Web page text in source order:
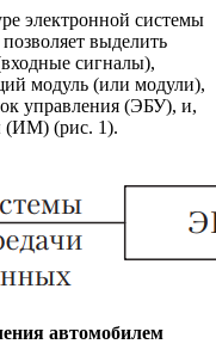
электронной системы
выделить
сигналы),
модуль (или модули),
управления (ЭБУ), и,
(ИМ) (рис. 1).
автомобилем